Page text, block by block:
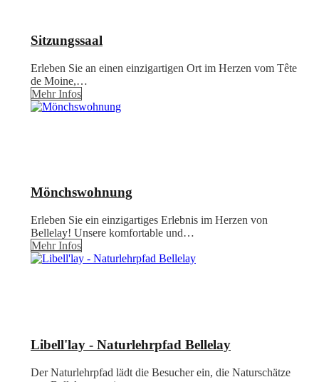
Sitzungssaal
Erleben Sie an einen einzigartigen Ort im Herzen vom Tête
de Moine,…
Mehr Infos
Mönchswohnung
Erleben Sie ein einzigartiges Erlebnis im Herzen von
Bellelay! Unsere komfortable und…
Mehr Infos
Libell'lay - Naturlehrpfad Bellelay
Der Naturlehrpfad lädt die Besucher ein, die Naturschätze